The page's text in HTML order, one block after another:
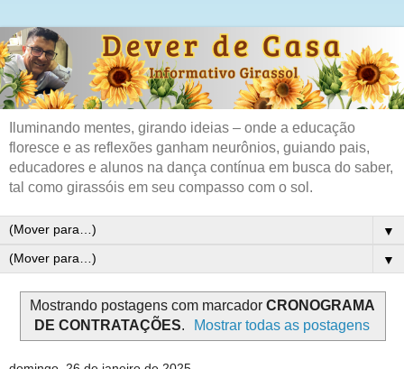
Iluminando mentes, girando ideias – onde a educação
floresce e as reflexões ganham neurônios, guiando pais,
educadores e alunos na dança contínua em busca do saber,
tal como girassóis em seu compasso com o sol.
▼
▼
Mostrando postagens com marcador CRONOGRAMA
DE CONTRATAÇÕES. Mostrar todas as postagens